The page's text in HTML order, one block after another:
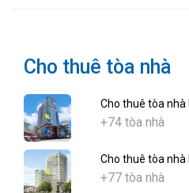
Cho thuê tòa nhà
Cho thuê tòa nhà
+74 tòa nhà
Cho thuê tòa nhà
+77 tòa nhà